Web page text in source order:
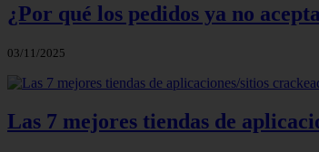
¿Por qué los pedidos ya no
03/11/2025
Las 7 mejores tiendas de